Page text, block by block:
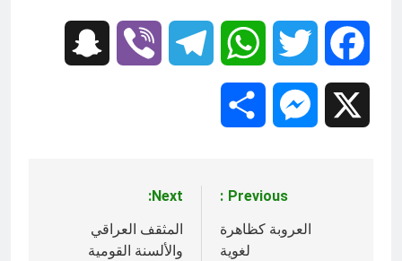
Facebook
Twitter
WhatsApp
Telegram
Viber
Messenger
المقالات
Previous:
العروبة كظاهرة
لغوية
Next:
المثقف العراقي
والألسنة القومية